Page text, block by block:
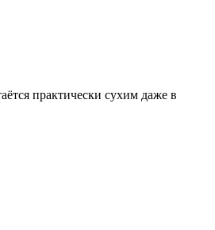
практически сухим даже в